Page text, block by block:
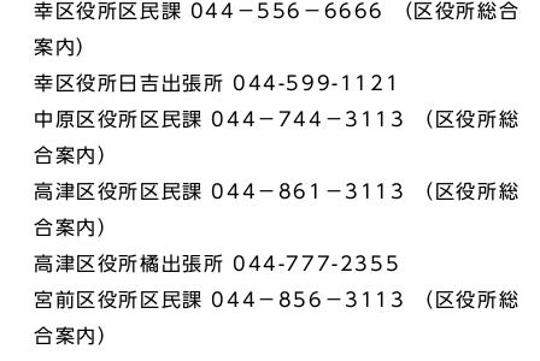
幸区役所区民課 044－556－6666 （区役所総合
案内）
幸区役所日吉出張所 044-599-1121
中原区役所区民課 044－744－3113 （区役所総
合案内）
高津区役所区民課 044－861－3113 （区役所総
合案内）
高津区役所橘出張所 044-777-2355
宮前区役所区民課 044－856－3113 （区役所総
合案内）